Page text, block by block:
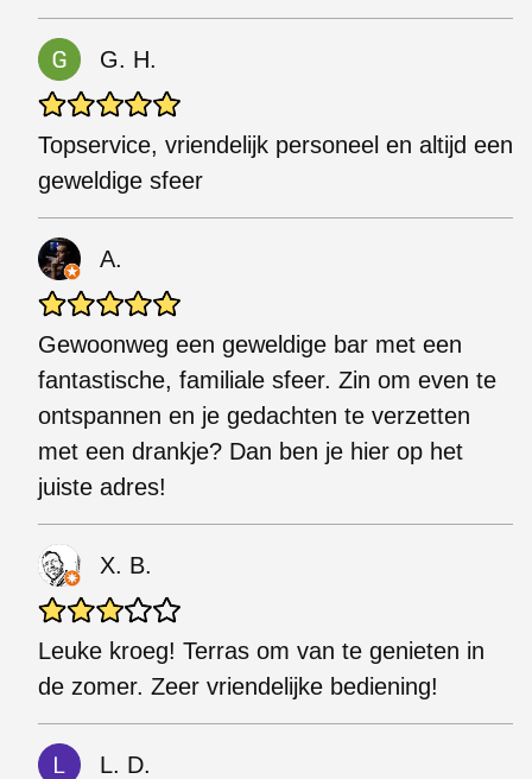
G. H.
Topservice, vriendelijk personeel en altijd een
geweldige sfeer
A.
Gewoonweg een geweldige bar met een
fantastische, familiale sfeer. Zin om even te
ontspannen en je gedachten te verzetten
met een drankje? Dan ben je hier op het
juiste adres!
X. B.
Leuke kroeg! Terras om van te genieten in
de zomer. Zeer vriendelijke bediening!
L. D.